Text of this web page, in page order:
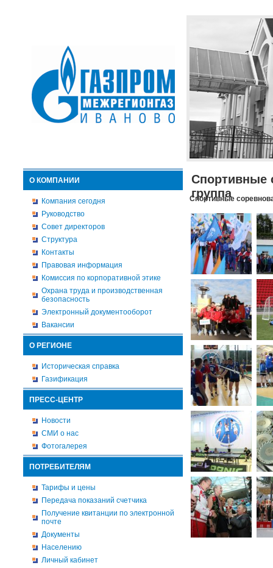
О КОМПАНИИ
Компания сегодня
Руководство
Совет директоров
Структура
Контакты
Правовая информация
Комиссия по корпоративной этике
Охрана труда и производственная
безопасность
Электронный документооборот
Вакансии
О РЕГИОНЕ
Историческая справка
Газификация
ПРЕСС-ЦЕНТР
Новости
СМИ о нас
Фотогалерея
ПОТРЕБИТЕЛЯМ
Тарифы и цены
Передача показаний счетчика
Получение квитанции по электронной
почте
Документы
Населению
Личный кабинет
Спортивные
группа
Спортивные